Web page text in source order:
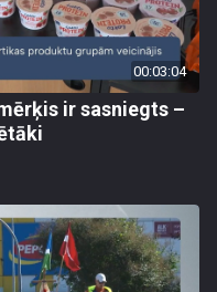
00:03:04
ir sasniegts –